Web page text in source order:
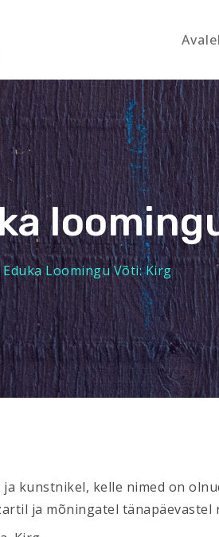
VLK –
Eduka Loomingu Võti: Kirg
ja kunstnikel, kelle nimed on
ja mõningatel tänapäevastel